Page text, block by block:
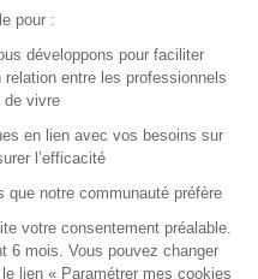
SAFI
pour :
développons pour faciliter
entre les professionnels
de vivre
en lien avec vos besoins sur
l’efficacité
notre communauté préfère
votre consentement préalable.
6 mois. Vous pouvez changer
lien « Paramétrer mes cookies